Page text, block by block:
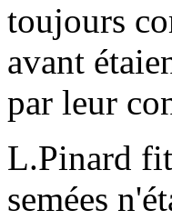
toujours
avant
par leur
L.Pinard
semées